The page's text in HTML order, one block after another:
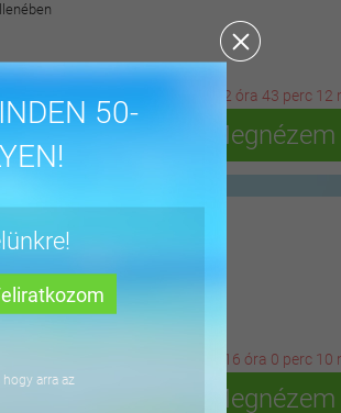
50-
arra az
22 óra 43 perc 10
Megnézem
15-ig
ap 16óra0perc 8
Megnézem